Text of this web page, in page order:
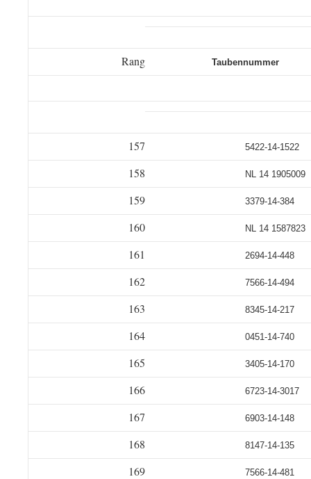
Rang Taubennummer
157 5422-14-1522
158 NL 14 1905009
159 3379-14-384
160 NL 14 1587823
161 2694-14-448
162 7566-14-494
163 8345-14-217
164 0451-14-740
165 3405-14-170
166 6723-14-3017
167 6903-14-148
168 8147-14-135
169 7566-14-481